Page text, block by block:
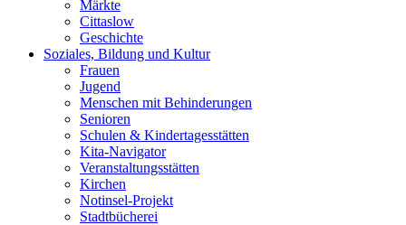
Märkte
Cittaslow
Geschichte
Soziales, Bildung und Kultur
Frauen
Jugend
Menschen mit Behinderungen
Senioren
Schulen & Kindertagesstätten
Kita-Navigator
Veranstaltungsstätten
Kirchen
Notinsel-Projekt
Stadtbücherei